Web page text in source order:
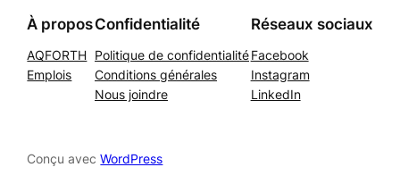
À propos
AQFORTH
Emplois
Confidentialité
Politique de confidentialité
Conditions générales
Nous joindre
Réseaux sociaux
Facebook
Instagram
LinkedIn
Conçu avecWordPress